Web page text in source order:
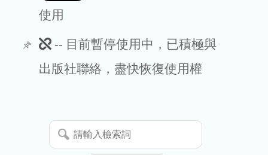
使用
此
期
暫
停
-- 目前暫停使用中，已積極與
出版社聯絡，盡快恢復使用權
請
輸